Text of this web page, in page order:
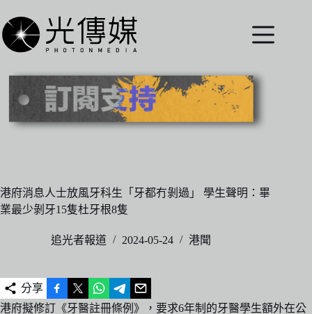
至
主
內
港府消息人士放風牙科生「牙都冇剝過」 學生聲明：畢
業最少剝牙15隻杜牙根8隻
追光者報道 2024-05-24 港聞
分享
港府擬修訂《牙醫註冊條例》，要求6年制的牙醫學生額外在公